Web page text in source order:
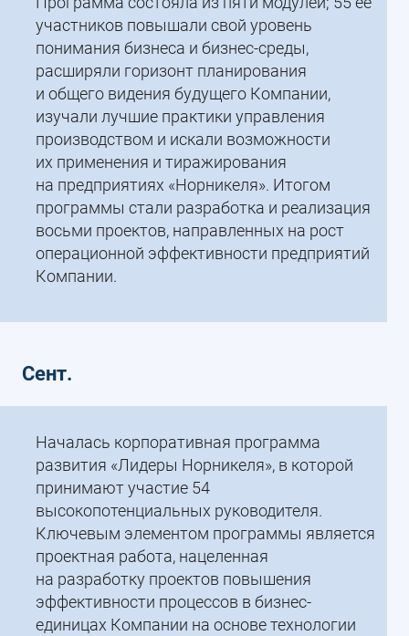
участников повышали свой уровень
понимания бизнеса и бизнес-среды,
расширяли горизонт планирования
и общего видения будущего Компании,
изучали лучшие практики управления
производством и искали возможности
их применения и тиражирования
на предприятиях «Норникеля». Итогом
программы стали разработка и реализация
восьми проектов, направленных на рост
операционной эффективности предприятий
Компании.
Сент.
Началась корпоративная программа
развития «Лидеры Норникеля», в которой
принимают участие 54
высокопотенциальных руководителя.
Ключевым элементом программы является
проектная работа, нацеленная
на разработку проектов повышения
эффективности процессов в бизнес-
единицах Компании на основе технологии